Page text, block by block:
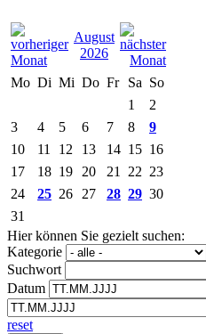
August
2026
Mo Di Mi Do Fr Sa So
1
2
3
4 5 6 7 8
9
10
11 12 13 14 15 16
17
18 19 20 21 22 23
24
25 26 27 28 29 30
31
Hier können Sie gezielt suchen:
Kategorie
Suchwort
Datum
reset